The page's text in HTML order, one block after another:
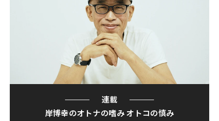
連載
岸博幸のオトナの嗜み オトコの慎み